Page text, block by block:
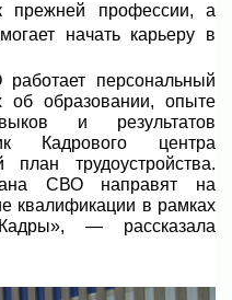
прежней профессии, а
начать карьеру в
персональный
образовании, опыте
и результатов
Кадрового центра
план трудоустройства.
СВО направят на
квалификации в рамках
— рассказала